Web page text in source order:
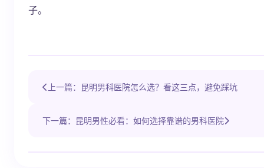
子。
上一篇：昆明男科医院怎么选？看这三点，避免踩坑
下一篇：昆明男性必看：如何选择靠谱的男科医院